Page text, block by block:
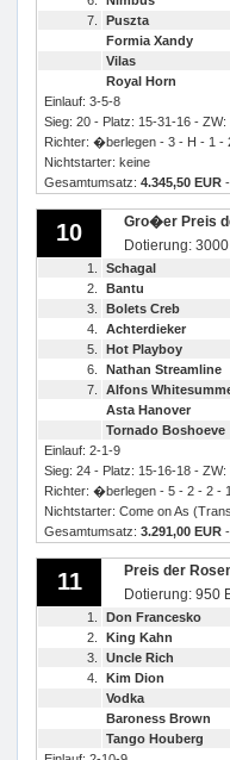
7.
Puszta
Formia Xandy
Vilas
Royal Horn
Einlauf: 3-5-8
Sieg: 20 - Platz: 15-31-16 -
Richter: �berlegen - 3 - H - 1 -
Nichtstarter: keine
Gesamtumsatz: 4.345,50 EUR
10
Gro�er Preis
Dotierung:
1. Schagal
2.
Bantu
3.
Bolets Creb
4.
Achterdieker
5.
Hot Playboy
6.
Nathan Streamline
7.
Alfons
Asta Hanover
Tornado Boshoeve
Einlauf: 2-1-9
Sieg: 24 - Platz: 15-16-18 - ZW:
Richter: �berlegen - 5 - 2 - 2 -
Nichtstarter: Come on As
Gesamtumsatz: 3.291,00 EUR
11
Preis der
Dotierung: 950
1. Don Francesko
2.
King Kahn
3.
Uncle Rich
4.
Kim Dion
Vodka
Baroness Brown
Tango Houberg